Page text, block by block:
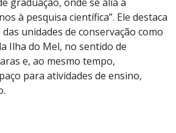
à pesquisa científica”. Ele destaca
unidades de conservação como
Ilha do Mel, no sentido de
e, ao mesmo tempo,
para atividades de ensino,